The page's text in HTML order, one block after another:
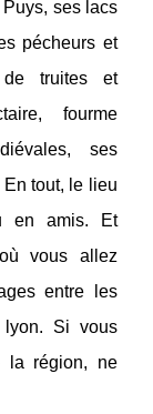
ses lacs
pécheurs et
de truites et
fourme
ses
tout, le lieu
en amis. Et
vous allez
entre les
lyon. Si vous
la région, ne